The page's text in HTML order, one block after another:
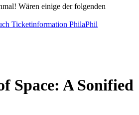
Wären einige der folgenden
Ticketinformation PhilaPhil
Space: A Sonified